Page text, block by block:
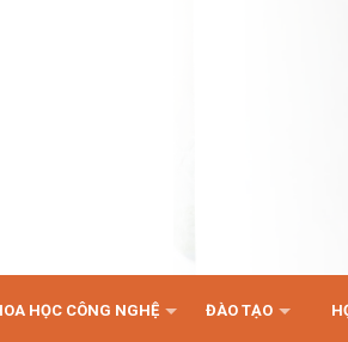
HỌC CÔNG NGHỆ ĐÀO TẠO